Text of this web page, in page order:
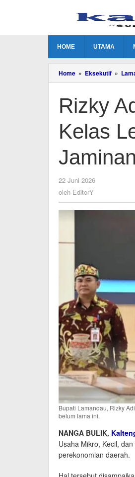
HOME UTAMA
Home » Eksekutif »
Rizky
Kelas
22 Juni 2026
oleh EditorY
Bupati Lamandau, Rizky
belum lama ini.
NANGA BULIK,
Usaha Mikro, Kecil,
perekonomian daerah.